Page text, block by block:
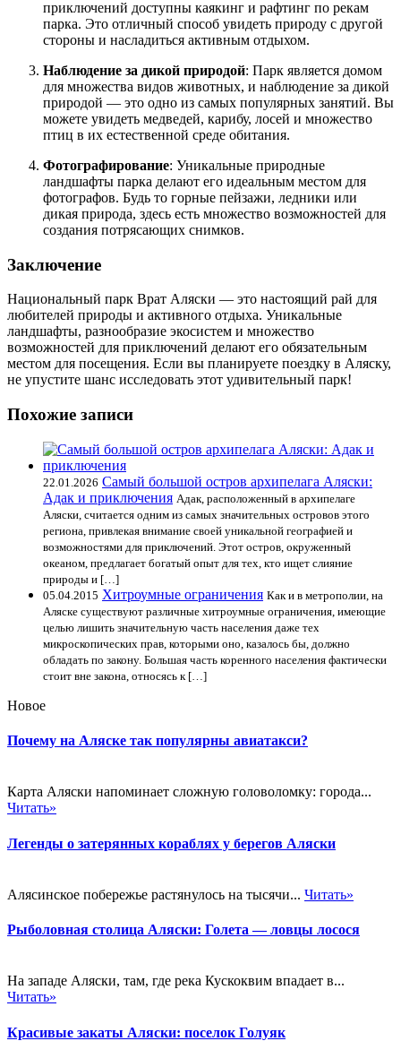
приключений доступны каякинг и рафтинг по рекам
парка. Это отличный способ увидеть природу с другой
стороны и насладиться активным отдыхом.
Наблюдение за дикой природой: Парк является домом
для множества видов животных, и наблюдение за дикой
природой — это одно из самых популярных занятий. Вы
можете увидеть медведей, карибу, лосей и множество
птиц в их естественной среде обитания.
Фотографирование: Уникальные природные
ландшафты парка делают его идеальным местом для
фотографов. Будь то горные пейзажи, ледники или
дикая природа, здесь есть множество возможностей для
создания потрясающих снимков.
Заключение
Национальный парк Врат Аляски — это настоящий рай для
любителей природы и активного отдыха. Уникальные
ландшафты, разнообразие экосистем и множество
возможностей для приключений делают его обязательным
местом для посещения. Если вы планируете поездку в Аляску,
не упустите шанс исследовать этот удивительный парк!
Похожие записи
22.01.2026 Самый большой остров архипелага Аляски:
Адак и приключения Адак, расположенный в архипелаге
Аляски, считается одним из самых значительных островов этого
региона, привлекая внимание своей уникальной географией и
возможностями для приключений. Этот остров, окруженный
океаном, предлагает богатый опыт для тех, кто ищет слияние
природы и […]
05.04.2015 Хитроумные ограничения Как и в метрополии, на
Аляске существуют различные хитроумные ограничения, имеющие
целью лишить значительную часть населения даже тех
микроскопических прав, которыми оно, казалось бы, должно
обладать по закону. Большая часть коренного населения фактически
стоит вне закона, относясь к […]
Новое
Почему на Аляске так популярны авиатакси?
Карта Аляски напоминает сложную головоломку: города...
Читать»
Легенды о затерянных кораблях у берегов Аляски
Алясинское побережье растянулось на тысячи... Читать»
Рыболовная столица Аляски: Голета — ловцы лосося
На западе Аляски, там, где река Кускоквим впадает в...
Читать»
Красивые закаты Аляски: поселок Голуяк